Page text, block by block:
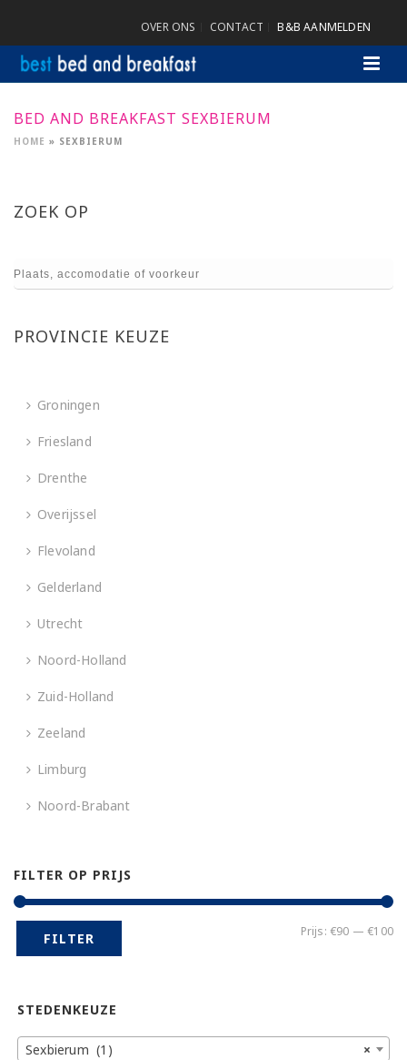
OVER ONS CONTACT B&B AANMELDEN
BED AND BREAKFAST SEXBIERUM
HOME » SEXBIERUM
ZOEK OP
PROVINCIE KEUZE
Groningen
Friesland
Drenthe
Overijssel
Flevoland
Gelderland
Utrecht
Noord-Holland
Zuid-Holland
Zeeland
Limburg
Noord-Brabant
FILTER OP PRIJS
FILTER Prijs: €90 —€100
STEDENKEUZE
×
Sexbierum (1)